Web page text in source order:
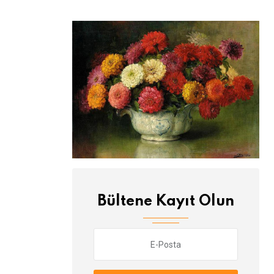
Bültene Kayıt Olun